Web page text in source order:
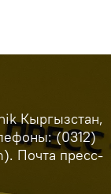
Кыргызстан,
(0312)
Почта пресс-